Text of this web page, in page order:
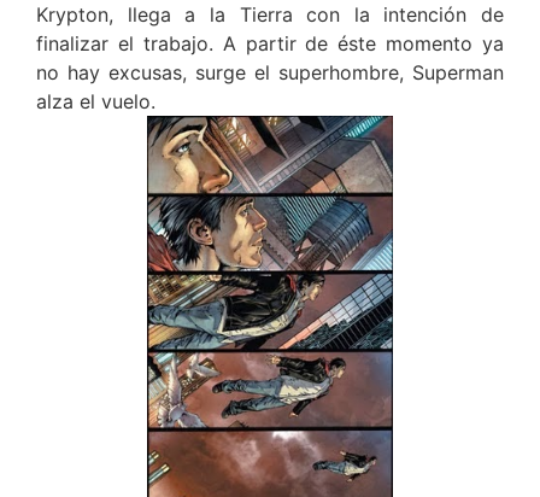
Krypton, llega a la Tierra con la intención de
finalizar el trabajo. A partir de éste momento ya
no hay excusas, surge el superhombre, Superman
alza el vuelo.